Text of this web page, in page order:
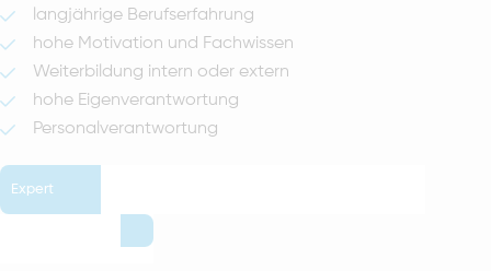
langjährige Berufserfahrung
hohe Motivation und Fachwissen
Weiterbildung intern oder extern
hohe Eigenverantwortung
Personalverantwortung
Expert